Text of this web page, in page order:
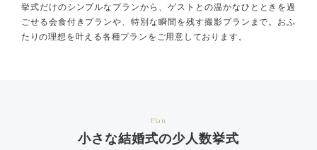
挙式だけのシンプルなプランから、ゲストとの温かなひとときを過
ごせる会食付きプランや、特別な瞬間を残す撮影プランまで。 おふ
たりの理想を叶える各種プランをご用意しております。
Plan
小さな結婚式の少人数挙式